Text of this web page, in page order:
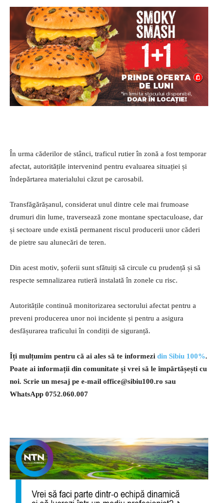
În urma căderilor de stânci, traficul rutier în zonă a fost temporar
afectat, autoritățile intervenind pentru evaluarea situației și
îndepărtarea materialului căzut pe carosabil.
Transfăgărășanul, considerat unul dintre cele mai frumoase
drumuri din lume, traversează zone montane spectaculoase, dar
și sectoare unde există permanent riscul producerii unor căderi
de pietre sau alunecări de teren.
Din acest motiv, șoferii sunt sfătuiți să circule cu prudență și să
respecte semnalizarea rutieră instalată în zonele cu risc.
Autoritățile continuă monitorizarea sectorului afectat pentru a
preveni producerea unor noi incidente și pentru a asigura
desfășurarea traficului în condiții de siguranță.
Îți mulțumim pentru că ai ales să te informezi din Sibiu 100%.
Poate ai informații din comunitate și vrei să le împărtășești cu
noi. Scrie un mesaj pe e-mail office@sibiu100.ro sau
WhatsApp 0752.060.007